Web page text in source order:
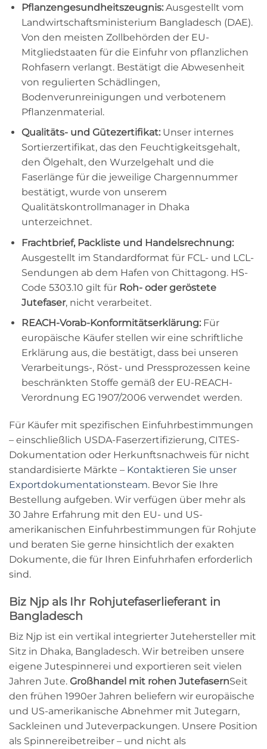
Pflanzengesundheitszeugnis:Ausgestellt vom
Landwirtschaftsministerium Bangladesch (DAE).
Von den meisten Zollbehörden der EU-
Mitgliedstaaten für die Einfuhr von pflanzlichen
Rohfasern verlangt. Bestätigt die Abwesenheit
von regulierten Schädlingen,
Bodenverunreinigungen und verbotenem
Pflanzenmaterial.
Qualitäts- und Gütezertifikat:Unser internes
Sortierzertifikat, das den Feuchtigkeitsgehalt,
den Ölgehalt, den Wurzelgehalt und die
Faserlänge für die jeweilige Chargennummer
bestätigt, wurde von unserem
Qualitätskontrollmanager in Dhaka
unterzeichnet.
Frachtbrief, Packliste und Handelsrechnung:
Ausgestellt im Standardformat für FCL- und LCL-
Sendungen ab dem Hafen von Chittagong. HS-
Code 5303.10 gilt für Roh- oder geröstete
Jutefaser, nicht verarbeitet.
REACH-Vorab-Konformitätserklärung:Für
europäische Käufer stellen wir eine schriftliche
Erklärung aus, die bestätigt, dass bei unseren
Verarbeitungs-, Röst- und Pressprozessen keine
beschränkten Stoffe gemäß der EU-REACH-
Verordnung EG 1907/2006 verwendet werden.
Für Käufer mit spezifischen Einfuhrbestimmungen
– einschließlich USDA-Faserzertifizierung, CITES-
Dokumentation oder Herkunftsnachweis für nicht
standardisierte Märkte – Kontaktieren Sie unser
Exportdokumentationsteam. Bevor Sie Ihre
Bestellung aufgeben. Wir verfügen über mehr als
30 Jahre Erfahrung mit den EU- und US-
amerikanischen Einfuhrbestimmungen für Rohjute
und beraten Sie gerne hinsichtlich der exakten
Dokumente, die für Ihren Einfuhrhafen erforderlich
sind.
Biz Njp als Ihr Rohjutefaserlieferant in
Bangladesch
Biz Njp ist ein vertikal integrierter Jutehersteller mit
Sitz in Dhaka, Bangladesch. Wir betreiben unsere
eigene Jutespinnerei und exportieren seit vielen
Jahren Jute. Großhandel mit rohen JutefasernSeit
den frühen 1990er Jahren beliefern wir europäische
und US-amerikanische Abnehmer mit Jutegarn,
Sackleinen und Juteverpackungen. Unsere Position
als Spinnereibetreiber – und nicht als